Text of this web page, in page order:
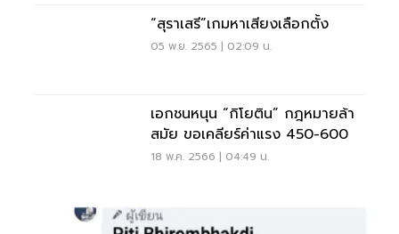
“สุราเสรี”เกมหาเสียงเลือกตั้ง
05 พ.ย. 2565 | 02:09 น.
เอกชนหนุน “กิโยติน” กฎหมายล้า
สมัย ขอเคลียร์ค่าแรง 450-600
18 พ.ค. 2566 | 04:49 น.